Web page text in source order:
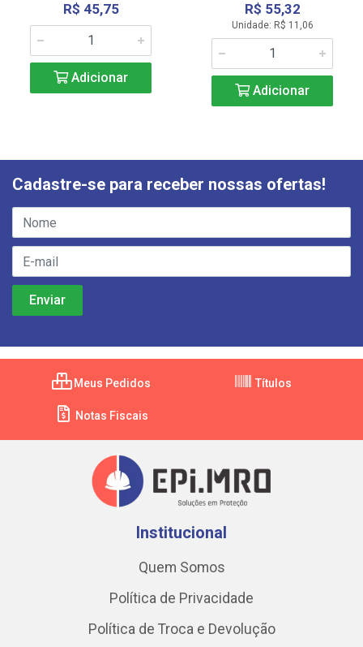
R$ 45,75
Adicionar
R$ 55,32
Unidade: R$ 11,06
Adicionar
Cadastre-se para receber nossas ofertas!
Meus Pedidos Títulos
Notas Fiscais
Institucional
Quem Somos
Política de Privacidade
Política de Troca e Devolução